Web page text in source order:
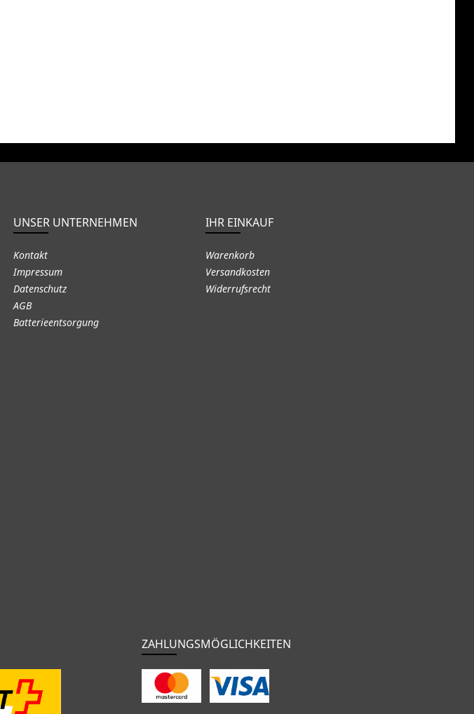
UNSER UNTERNEHMEN
Kontakt
Impressum
Datenschutz
AGB
Batterieentsorgung
IHR EINKAUF
Warenkorb
Versandkosten
Widerrufsrecht
ZAHLUNGSMÖGLICHKEITEN